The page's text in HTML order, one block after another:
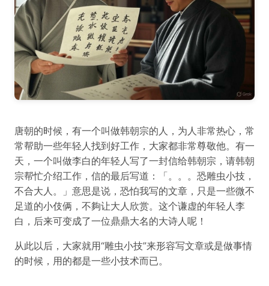
唐朝的时候，有一个叫做韩朝宗的人，为人非常热心，常
常帮助一些年轻人找到好工作，大家都非常尊敬他。有一
天，一个叫做李白的年轻人写了一封信给韩朝宗，请韩朝
宗帮忙介绍工作，信的最后写道：「。。。恐雕虫小技，
不合大人。」意思是说，恐怕我写的文章，只是一些微不
足道的小伎俩，不夠让大人欣赏。这个谦虚的年轻人李
白，后来可变成了一位鼎鼎大名的大诗人呢！
从此以后，大家就用“雕虫小技”来形容写文章或是做事情
的时候，用的都是一些小技术而已。